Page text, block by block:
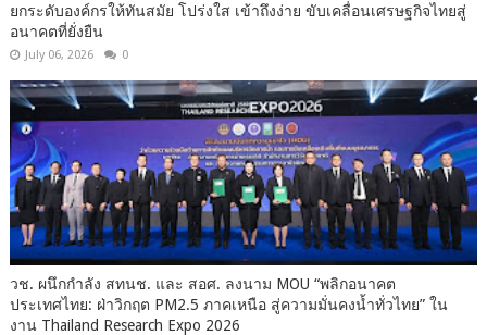
ยกระดับองค์กรให้ทันสมัย โปร่งใส เข้าถึงง่าย ขับเคลื่อนเศรษฐกิจไทยสู่
อนาคตที่ยั่งยืน
July 06, 2026 0
วช. ผนึกกำลัง สทนช. และ สอศ. ลงนาม MOU “พลิกอนาคต
ประเทศไทย: ฝ่าวิกฤต PM2.5 ภาคเหนือ สู่ความมั่นคงน้ำทั่วไทย” ใน
งาน Thailand Research Expo 2026